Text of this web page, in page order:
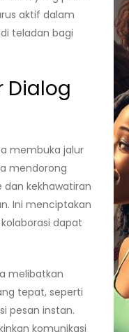
aktif dalam
teladan bagi
Dialog
membuka jalur
mendorong
kekhawatiran
Ini menciptakan
dapat
melibatkan
tepat, seperti
pesan instan.
komunikasi